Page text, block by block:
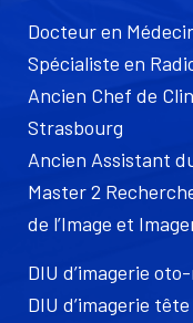
Docteur en
Spécialiste en
Ancien Chef de
Strasbourg
Ancien Assistant
Master 2
de l’Image et
DIU d’imagerie
DIU d’imagerie